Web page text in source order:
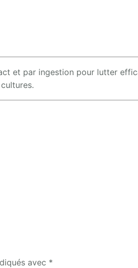
et par ingestion pour lutter
avec *